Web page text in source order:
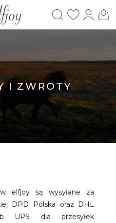
I ZWROTY
elfjoy są wysyłane za
DPD Polska oraz DHL
UPS dla przesyłek